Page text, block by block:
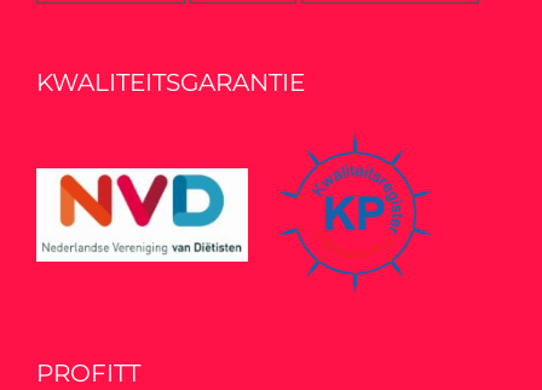
KWALITEITSGARANTIE
PROFITT